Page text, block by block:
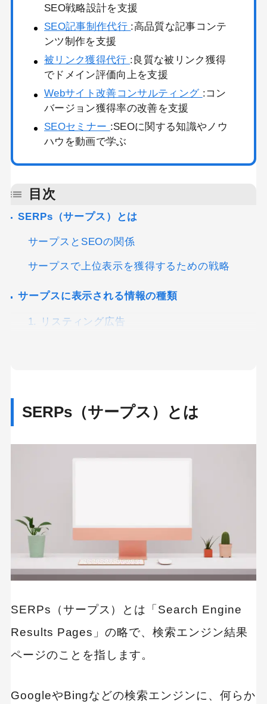
SEO戦略設計を支援
SEO記事制作代行 :高品質な記事コンテ
ンツ制作を支援
被リンク獲得代行 :良質な被リンク獲得
でドメイン評価向上を支援
Webサイト改善コンサルティング :コン
バージョン獲得率の改善を支援
SEOセミナー :SEOに関する知識やノウ
ハウを動画で学ぶ
目次
SERPs（サープス）とは
サープスとSEOの関係
サープスで上位表示を獲得するための戦略
サープスに表示される情報の種類
1. リスティング広告
5. リッチリザルト（リッチスニペット）
6. アンサーボックス
サープス分析に役立つツール
SERPチェッカー
Gyro-n SEO
SERPs（サープス）とは
SERPs（サープス）とは「Search Engine
Results Pages」の略で、検索エンジン結果
ページのことを指します。
GoogleやBingなどの検索エンジンに、何らか